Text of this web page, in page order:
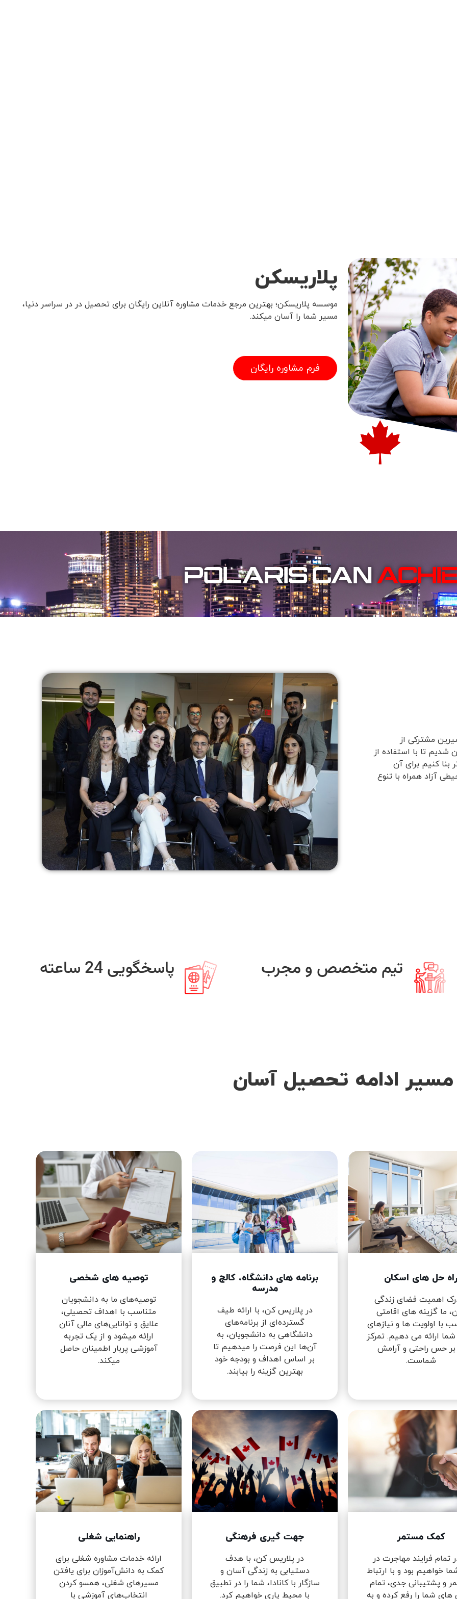
پلاریسکن
موسسه پلاریسکن؛ بهترین مرجع خدمات مشاوره آنلاین رایگان برای تحصیل در در سراسر دنیا،
مسیر شما را آسان میکند.
فرم مشاوره رایگان
POLARIS CAN
مشترکی از
شدیم تا با استفاده از
کنیم برای آن
آزاد همراه با تنوع
تیم متخصص و مجرب پاسخگویی 24 ساعته
مسیر ادامه تحصیل آسان
راه حل های اسکان
اهمیت فضای زندگی
ما گزینه های اقامتی
با اولویت ها و نیازهای
ارائه می دهیم. تمرکز
بر حس راحتی و آرامش
شماست.
برنامه های دانشگاه، کالج و
مدرسه
در پلاریس کن، با ارائه طیف
گسترده‌ای از برنامه‌های
دانشگاهی به دانشجویان، به
آن‌ها این فرصت را میدهیم تا
بر اساس اهداف و بودجه خود
بهترین گزینه را بیابند.
توصیه های شخصی
توصیه‌های ما به دانشجویان
متناسب با اهداف تحصیلی،
علایق و توانایی‌های مالی آنان
اراِئه میشود و از یک تجربه
آموزشی پربار اطمینان حاصل
میکند.
کمک مستمر
تمام فرایند مهاجرت در
خواهیم بود و با ارتباط
و پشتیبانی جدی، تمام
های شما را رفع کرده و به
جهت گیری فرهنگی
در پلاریس کن، با هدف
دستیابی به زندگی آسان و
سازگار با کانادا، شما را در تطبیق
با محیط یاری خواهیم کرد.
راهنمایی شغلی
ارائه خدمات مشاوره شغلی برای
کمک به دانش‌آموزان برای یافتن
مسیرهای شغلی، همسو کردن
انتخاب‌های آموزشی با